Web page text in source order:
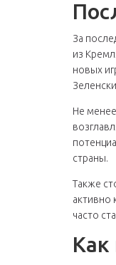
За
из
новых
Не
страны.
Также
активно
часто
Как